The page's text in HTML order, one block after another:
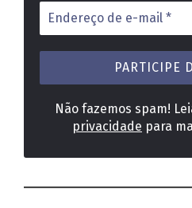
Endereço
de
e-
mail
Não fazemos spam!
privacidade para